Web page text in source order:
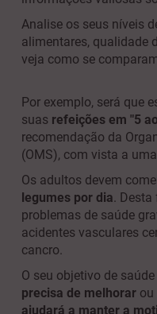
Analise os seus níveis
alimentares, qualidade
veja como se
Por exemplo, será que
suas refeições em "5
recomendação da
(OMS), com vista a
Os adultos devem
legumes por dia. Desta
problemas de saúde
acidentes vasculares
cancro.
O seu objetivo de
precisa de melhorar ou
ajudará a manter a